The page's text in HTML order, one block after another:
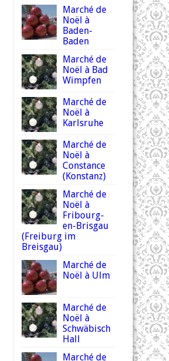
Marché de
Noël à
Baden-
Baden
Marché de
Noël à Bad
Wimpfen
Marché de
Noël à
Karlsruhe
Marché de
Noël à
Constance
(Konstanz)
Marché de
Noël à
Fribourg-
en-Brisgau
(Freiburg im
Breisgau)
Marché de
Noël à Ulm
Marché de
Noël à
Schwäbisch
Hall
Marché de